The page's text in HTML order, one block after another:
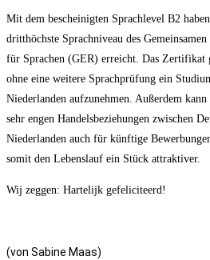
Mit dem bescheinigten Sprachlevel B2
dritthöchste Sprachniveau des
für Sprachen (GER) erreicht. Das
ohne eine weitere Sprachprüfung ein
Niederlanden aufzunehmen. Außerdem
sehr engen Handelsbeziehungen zwischen
Niederlanden auch für künftige
somit den Lebenslauf ein Stück attraktiver.
Wij zeggen: Hartelijk gefeliciteerd!
(von Sabine Maas)